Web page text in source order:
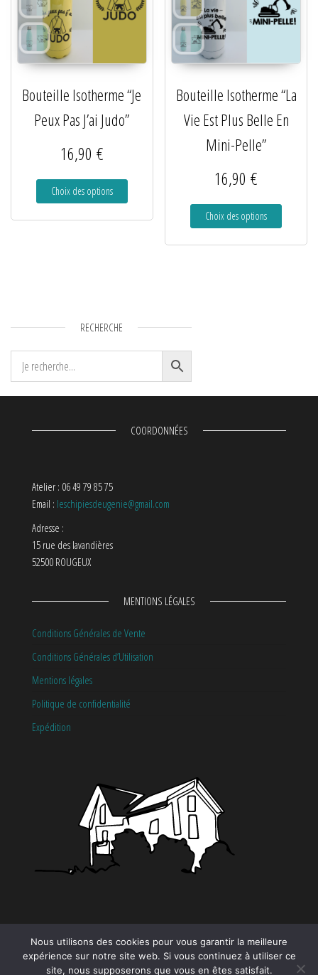
Bouteille Isotherme “Je
Peux Pas J’ai Judo”
16,90 €
Choix des options
Bouteille Isotherme “La
Vie Est Plus Belle En
Mini-Pelle”
16,90€
Choix des options
RECHERCHE
COORDONNÉES
Atelier : 06 49 79 85 75
Email : leschipiesdeugenie@gmail.com
Adresse :
15 rue des lavandières
52500 ROUGEUX
MENTIONS LÉGALES
Conditions Générales de Vente
Conditions Générales d’Utilisation
Mentions légales
Politique de confidentialité
Expédition
CATÉGORIES
Tendance
Nous utilisons des cookies pour vous garantir la meilleure
expérience sur notre site web. Si vous continuez à utiliser ce
site, nous supposerons que vous en êtes satisfait.